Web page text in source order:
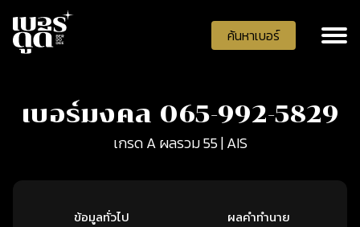
ค้นหาเบอร์
เบอร์มงคล 065-992-5829
เกรด A ผลรวม 55 | AIS
ข้อมูลทั่วไป ผลคำทำนาย